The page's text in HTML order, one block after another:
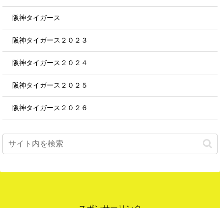
阪神タイガース
阪神タイガース２０２３
阪神タイガース２０２４
阪神タイガース２０２５
阪神タイガース２０２６